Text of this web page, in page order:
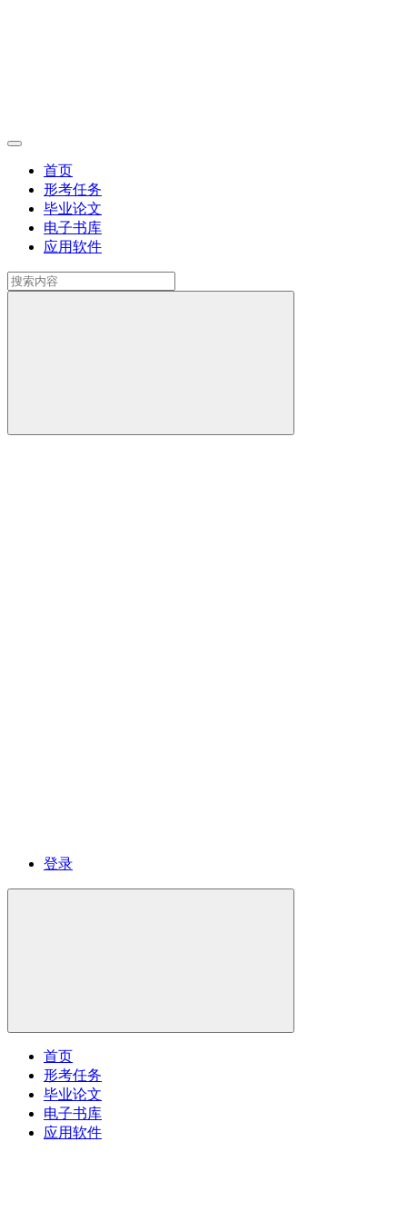
首页
形考任务
毕业论文
电子书库
应用软件
登录
首页
形考任务
毕业论文
电子书库
应用软件